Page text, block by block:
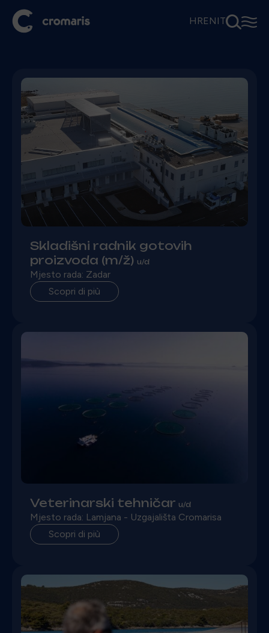
HREN IT⚲☰
Skladišni radnik gotovih
proizvoda (m/ž) u/d
Mjesto rada: Zadar
Scopri di più
Veterinarski tehničar u/d
Mjesto rada: Lamjana - Uzgajališta Cromarisa
Scopri di più